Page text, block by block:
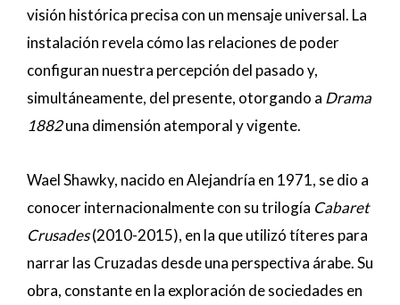
visión histórica precisa con un mensaje universal. La
instalación revela cómo las relaciones de poder
configuran nuestra percepción del pasado y,
simultáneamente, del presente, otorgando a Drama
1882una dimensión atemporal y vigente.
Wael Shawky, nacido en Alejandría en 1971, se dio a
conocer internacionalmente con su trilogía Cabaret
Crusades(2010-2015), en la que utilizó títeres para
narrar las Cruzadas desde una perspectiva árabe. Su
obra, constante en la exploración de sociedades en